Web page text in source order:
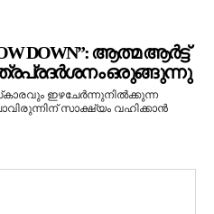
DOWN”: ആത്മ ആർട്ട്
ഒരുങ്ങുന്നു
ഇഴചേർന്നുനിൽക്കുന്ന
സാക്ഷ്യം വഹിക്കാൻ